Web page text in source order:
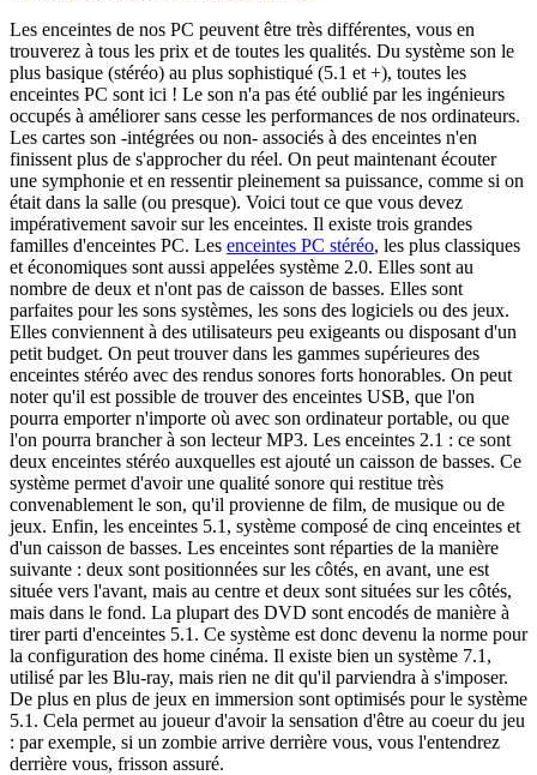
Les enceintes de nos PC peuvent être très différentes, vous en
trouverez à tous les prix et de toutes les qualités. Du système son le
plus basique (stéréo) au plus sophistiqué (5.1 et +), toutes les
enceintes PC sont ici ! Le son n'a pas été oublié par les ingénieurs
occupés à améliorer sans cesse les performances de nos ordinateurs.
Les cartes son -intégrées ou non- associés à des enceintes n'en
finissent plus de s'approcher du réel. On peut maintenant écouter
une symphonie et en ressentir pleinement sa puissance, comme si on
était dans la salle (ou presque). Voici tout ce que vous devez
impérativement savoir sur les enceintes. Il existe trois grandes
familles d'enceintes PC. Les enceintes PC stéréo, les plus classiques
et économiques sont aussi appelées système 2.0. Elles sont au
nombre de deux et n'ont pas de caisson de basses. Elles sont
parfaites pour les sons systèmes, les sons des logiciels ou des jeux.
Elles conviennent à des utilisateurs peu exigeants ou disposant d'un
petit budget. On peut trouver dans les gammes supérieures des
enceintes stéréo avec des rendus sonores forts honorables. On peut
noter qu'il est possible de trouver des enceintes USB, que l'on
pourra emporter n'importe où avec son ordinateur portable, ou que
l'on pourra brancher à son lecteur MP3. Les enceintes 2.1 : ce sont
deux enceintes stéréo auxquelles est ajouté un caisson de basses. Ce
système permet d'avoir une qualité sonore qui restitue très
convenablement le son, qu'il provienne de film, de musique ou de
jeux. Enfin, les enceintes 5.1, système composé de cinq enceintes et
d'un caisson de basses. Les enceintes sont réparties de la manière
suivante : deux sont positionnées sur les côtés, en avant, une est
située vers l'avant, mais au centre et deux sont situées sur les côtés,
mais dans le fond. La plupart des DVD sont encodés de manière à
tirer parti d'enceintes 5.1. Ce système est donc devenu la norme pour
la configuration des home cinéma. Il existe bien un système 7.1,
utilisé par les Blu-ray, mais rien ne dit qu'il parviendra à s'imposer.
De plus en plus de jeux en immersion sont optimisés pour le système
5.1. Cela permet au joueur d'avoir la sensation d'être au coeur du jeu
: par exemple, si un zombie arrive derrière vous, vous l'entendrez
derrière vous, frisson assuré.